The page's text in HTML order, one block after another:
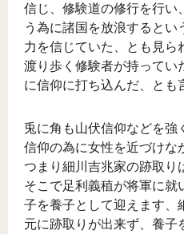
信じ、修験道の修行を行い
う為に諸国を放浪すると
力を信じていた、とも見ら
渡り歩く修験者が持ってい
に信仰に打ち込んだ、とも
兎に角も山伏信仰などを強
信仰の為に女性を近づけな
つまり細川吉兆家の跡取り
そこで足利義稙が将軍に就
子を養子として迎えます、
元に跡取りが出来ず、養子